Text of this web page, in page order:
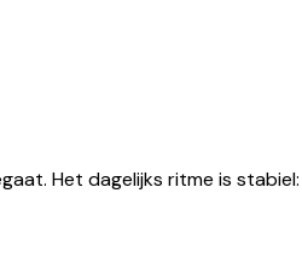
Het dagelijks ritme is